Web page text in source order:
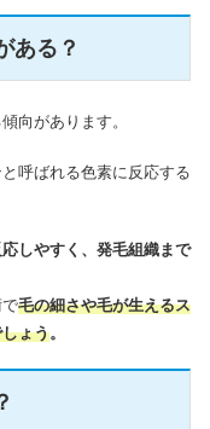
ある？
向があります。
呼ばれる色素に反応する
しやすく、発毛組織まで
毛の細さや毛が生えるス
ょう。